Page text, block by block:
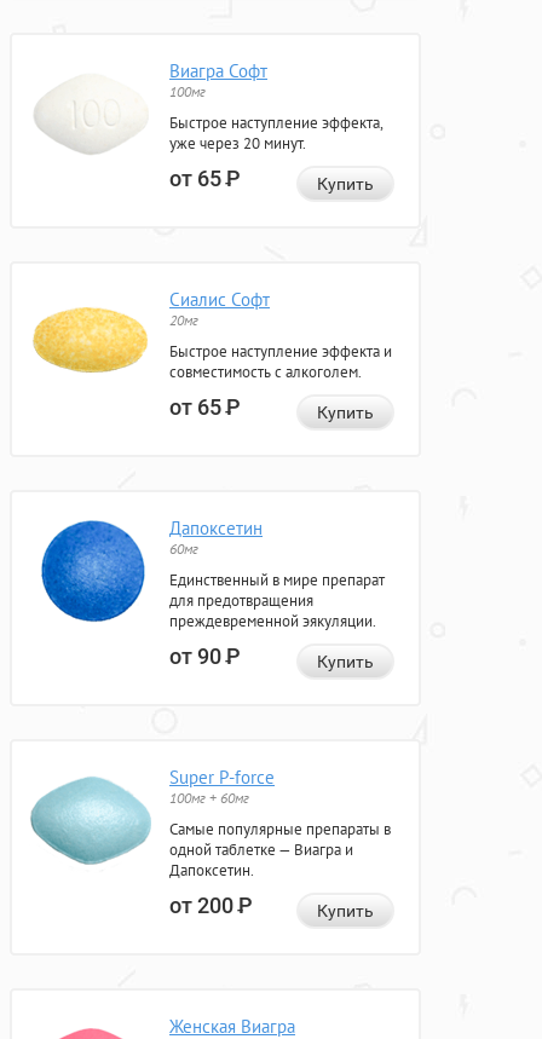
Виагра Софт
100мг
Быстрое наступление эффекта,
уже через 20 минут.
от 65Р Купить
Сиалис Софт
20мг
Быстрое наступление эффекта и
совместимость с алкоголем.
от 65Р Купить
Дапоксетин
60мг
Единственный в мире препарат
для предотвращения
преждевременной эякуляции.
от 90Р Купить
Super P-force
100мг + 60мг
Самые популярные препараты в
одной таблетке — Виагра и
Дапоксетин.
от 200Р Купить
Женская Виагра